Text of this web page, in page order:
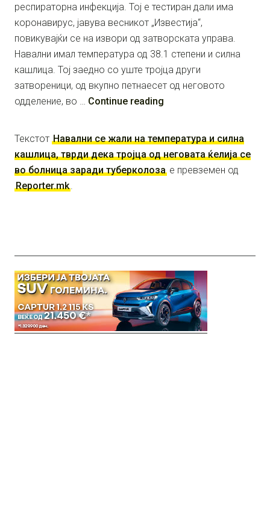
респираторна инфекција. Тој е тестиран дали има
коронавирус, јавува весникот „Известија“,
повикувајќи се на извори од затворската управа.
Навални имал температура од 38.1 степени и силна
кашлица. Тој заедно со уште тројца други
затвореници, од вкупно петнаесет од неговото
одделение, во … Continue reading
Текстот Навални се жали на температура и силна
кашлица, тврди дека тројца од неговата ќелија се
во болница заради туберколоза е превземен од
Reporter.mk.